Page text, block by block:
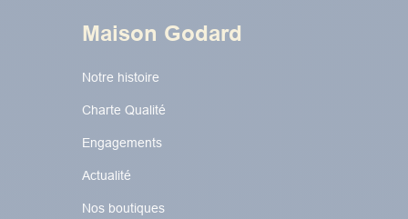
Maison Godard
Notre histoire
Charte Qualité
Engagements
Actualité
Nos boutiques